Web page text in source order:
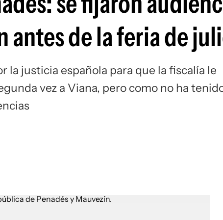
antes de la feria de
la justicia española para que la fiscalía le
vez a Viana, pero como no ha